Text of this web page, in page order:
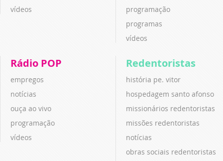
vídeos
programação
programas
vídeos
Rádio POP
empregos
notícias
ouça ao vivo
programação
vídeos
Redentoristas
história pe. vitor
hospedagem santo afonso
missionários redentoristas
missões redentoristas
notícias
obras sociais redentoristas